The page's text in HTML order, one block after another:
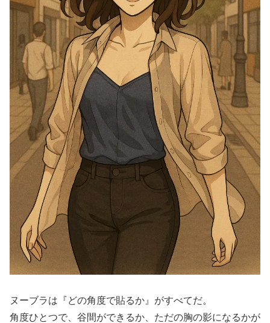
ヌーブラは『どの角度で貼るか』がすべてだ。
角度ひとつで、谷間ができるか、ただの胸の影になるかが